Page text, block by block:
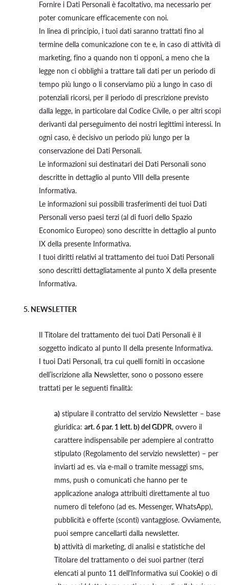
Fornire i Dati Personali è facoltativo, ma necessario per
poter comunicare efficacemente con noi.
In linea di principio, i tuoi dati saranno trattati fino al
termine della comunicazione con te e, in caso di attività di
marketing, fino a quando non ti opponi, a meno che la
legge non ci obblighi a trattare tali dati per un periodo di
tempo più lungo o li conserviamo più a lungo in caso di
potenziali ricorsi, per il periodo di prescrizione previsto
dalla legge, in particolare dal Codice Civile, o per altri scopi
derivanti dal perseguimento dei nostri legittimi interessi. In
ogni caso, è decisivo un periodo più lungo per la
conservazione dei Dati Personali.
Le informazioni sui destinatari dei Dati Personali sono
descritte in dettaglio al punto VIII della presente
Informativa.
Le informazioni sui possibili trasferimenti dei tuoi Dati
Personali verso paesi terzi (al di fuori dello Spazio
Economico Europeo) sono descritte in dettaglio al punto
IX della presente Informativa.
I tuoi diritti relativi al trattamento dei tuoi Dati Personali
sono descritti dettagliatamente al punto X della presente
Informativa.
5. NEWSLETTER
Il Titolare del trattamento dei tuoi Dati Personali è il
soggetto indicato al punto II della presente Informativa.
I tuoi Dati Personali, tra cui quelli forniti in occasione
dell’iscrizione alla Newsletter, sono o possono essere
trattati per le seguenti finalità:
a) stipulare il contratto del servizio Newsletter – base
giuridica: art. 6 par. 1 lett. b) del GDPR, ovvero il
carattere indispensabile per adempiere al contratto
stipulato (Regolamento del servizio newsletter) – per
inviarti ad es. via e-mail o tramite messaggi sms,
mms, push o comunicati che hanno per te
applicazione analoga attribuiti direttamente al tuo
numero di telefono (ad es. Messenger, WhatsApp),
pubblicità e offerte (sconti) vantaggiose. Ovviamente,
puoi sempre cancellarti dalla newsletter.
b)attività di marketing, di analisi e statistiche del
Titolare del trattamento o dei suoi partner (terzi
elencati al punto 11 dell'Informativa sui Cookie) o di